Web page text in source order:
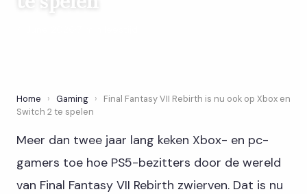
Home › Gaming ›
Final Fantasy VII Rebirth is nu ook op Xbox en
Switch 2 te spelen
Meer dan twee jaar lang keken Xbox- en pc-
gamers toe hoe PS5-bezitters door de wereld
van Final Fantasy VII Rebirth zwierven. Dat is nu